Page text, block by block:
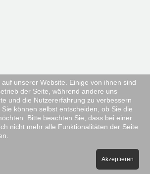
unserer Website. Einige von ihnen sind
der Seite, während andere uns
und die Nutzererfahrung zu verbessern
können selbst entscheiden, ob Sie die
Bitte beachten Sie, dass bei einer
nicht mehr alle Funktionalitäten der Seite
Akzeptieren